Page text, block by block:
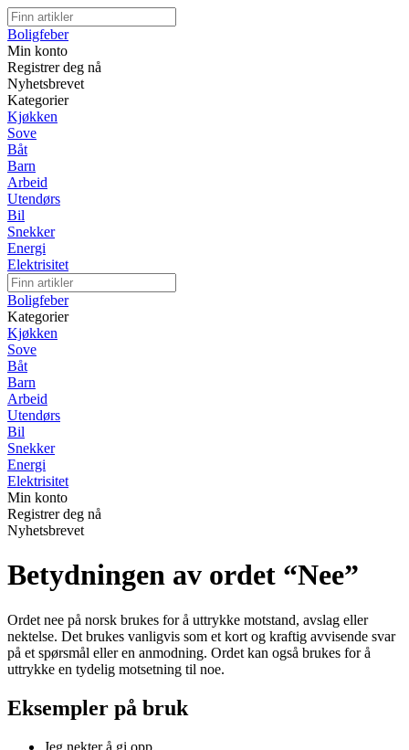
Boligfeber
Min konto
Registrer deg nå
Nyhetsbrevet
Kategorier
Kjøkken
Sove
Båt
Barn
Arbeid
Utendørs
Bil
Snekker
Energi
Elektrisitet
Boligfeber
Kategorier
Kjøkken
Sove
Båt
Barn
Arbeid
Utendørs
Bil
Snekker
Energi
Elektrisitet
Min konto
Registrer deg nå
Nyhetsbrevet
Betydningen av ordet “Nee”
Ordet nee på norsk brukes for å uttrykke motstand, avslag eller
nektelse. Det brukes vanligvis som et kort og kraftig avvisende svar
på et spørsmål eller en anmodning. Ordet kan også brukes for å
uttrykke en tydelig motsetning til noe.
Eksempler på bruk
Jeg nekter å gi opp.